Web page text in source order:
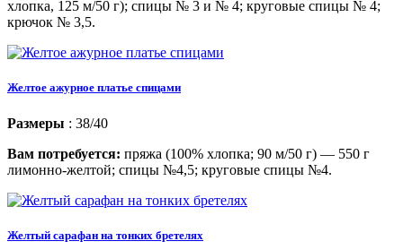
хлопка, 125 м/50 г); спицы № 3 и № 4; круговые спицы № 4;
крючок № 3,5.
Желтое ажурное платье спицами
Размеры : 38/40
Вам потребуется: пряжа (100% хлопка; 90 м/50 г) — 550 г
лимонно-желтой; спицы №4,5; круговые спицы №4.
Желтый сарафан на тонких бретелях